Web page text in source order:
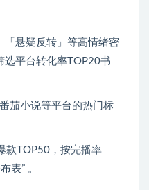
「悬疑反转」等高情绪密
选平台转化率TOP20书
茄小说等平台的热门标
款TOP50，按完播率
表” 。